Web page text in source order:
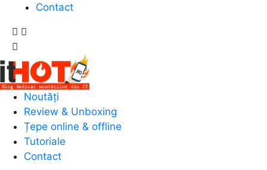
Contact
Noutăți
Review & Unboxing
Țepe online & offline
Tutoriale
Contact